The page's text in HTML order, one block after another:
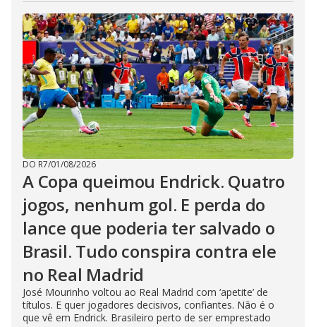
DO R7/01/08/2026
A Copa queimou Endrick. Quatro
jogos, nenhum gol. E perda do
lance que poderia ter salvado o
Brasil. Tudo conspira contra ele
no Real Madrid
José Mourinho voltou ao Real Madrid com ‘apetite’ de
títulos. E quer jogadores decisivos, confiantes. Não é o
que vê em Endrick. Brasileiro perto de ser emprestado